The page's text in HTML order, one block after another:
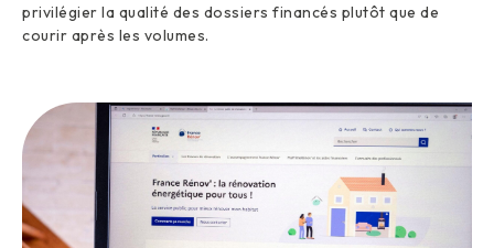
privilégier la qualité des dossiers financés plutôt que de
courir après les volumes.